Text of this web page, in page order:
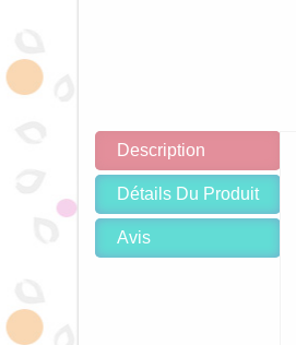
Description
Détails Du Produit
Avis